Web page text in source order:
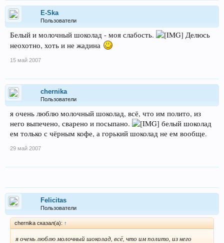
E-Ska
Пользователи
Белый и молочный шоколад - моя слабость.
Делюсь
неохотно, хоть и не жадина
15 май 2007
chernika
Пользователи
я очень люблю молочный шоколад, всё, что им полито, из
него выпечено, сварено и посыпано.
белый шоколад
ем только с чёрным кофе, а горький шоколад не ем вообще.
29 май 2007
Felicitas
Пользователи
chernika сказал(а): ↑
я очень люблю молочный шоколад, всё, что им полито, из него